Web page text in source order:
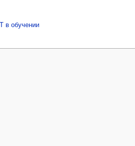
в обучении